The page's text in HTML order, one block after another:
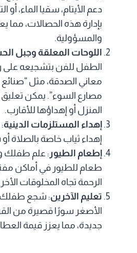
دعم الأيتام، سقيا الماء،
بإدارة هذه الحصالات، مما
والمسؤولية.
اللوحات المعلقة وجبل
الطفل للفن بتشجيعه على
معاني الصدقة، مثل
مصارع السوء”. يمكن
المنزل أو إهداؤها للأقارب.
إهداء المستلزمات الدينية
إهداء ثياب خاصة بالصلاة
إطعام الطيور : علم طفلك
طعام للطيور في أماكن
الرحمة تجاه المخلوقات
تعليم الآخرين: شجع طفلك
الأصغر سورًا قصيرة من
جديدة، مما يعزز قيمة